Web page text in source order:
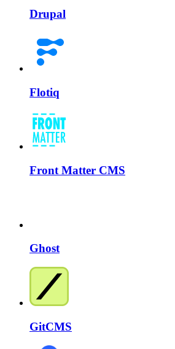
Drupal
Flotiq
Front Matter CMS
Ghost
GitCMS